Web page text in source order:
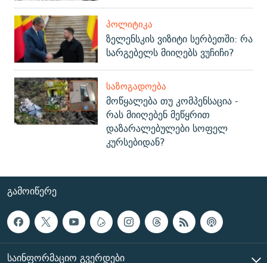
ᲞᲝᲚᲘᲢᲘᲙᲐ
ზელენსკის ვიზიტი სერბეთში: რა
სარგებელს მიიღებს ვუჩიჩი?
ᲡᲐᲖᲝᲒᲐᲓᲝᲔᲑᲐ
მოწყალება თუ კომპენსაცია -
რას მიიღებენ მეწყრით
დაზარალებულები სოფელ
კურსებიდან?
ᲒᲐᲛᲝᲘᲬᲔᲠᲔ
ᲡᲐᲘᲜᲤᲝᲠᲛᲐᲪᲘᲝ ᲒᲕᲔᲠᲓᲔᲑᲘ